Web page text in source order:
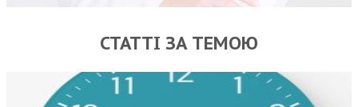
СТАТТІ ЗА ТЕМОЮ